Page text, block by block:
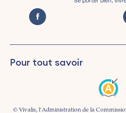
Pour tout savoir
Informer
© Vivalis, l'Administration de la